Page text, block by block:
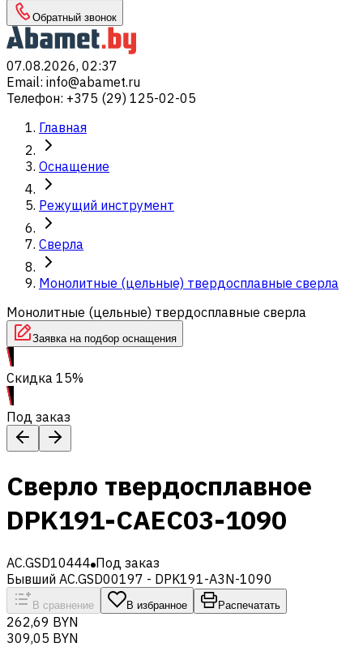
Обратный звонок
07.08.2026, 02:37
Email: info@abamet.ru
Телефон: +375 (29) 125-02-05
Главная
Оснащение
Режущий инструмент
Сверла
Монолитные (цельные) твердосплавные сверла
Монолитные (цельные) твердосплавные сверла
Заявка на подбор оснащения
Скидка 15%
Под заказ
Сверло твердосплавное
DPK191-CAEC03-1090
AC.GSD10444 Под заказ
Бывший AC.GSD00197 - DPK191-A3N-1090
В сравнение В избранное Распечатать
262,69 BYN
309,05 BYN